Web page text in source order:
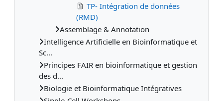
TP- Intégration de données
(RMD)
Assemblage & Annotation
Intelligence Artificielle en Bioinformatique et
Sc...
Principes FAIR en bioinformatique et gestion
des d...
Biologie et Bioinformatique Intégratives